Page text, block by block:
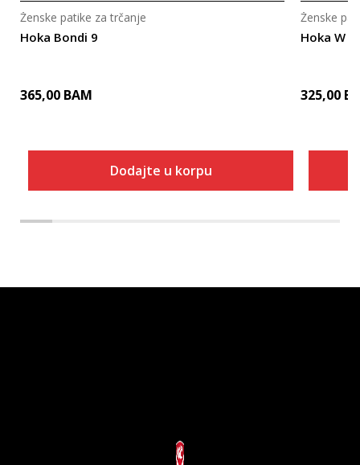
Hoka Bondi 9
Ženske patike za trčanje
365,00 BAM
Dodajte u korpu
Hoka W
Ženske
325,00